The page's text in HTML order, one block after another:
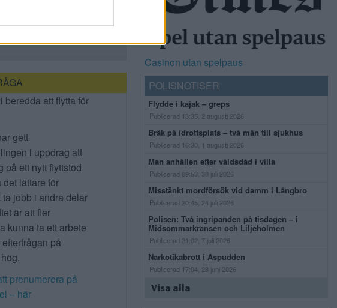
beredda att flytta för
gett
i uppdrag att
på ett nytt flyttstöd
det lättare för
ta jobb i andra delar
är att fler
kunna ta ett arbete
på
prenumerera på
– här
Casinon utan spelpaus
POLISNOTISER
Flydde i kajak – greps
Publicerad 13:35, 2 augusti 2026
Bråk på idrottsplats – två män till sjukhus
Publicerad 16:30, 1 augusti 2026
Man anhållen efter våldsdåd i villa
Publicerad 09:53, 30 juli 2026
Misstänkt mordförsök vid damm i Långbro
Publicerad 20:45, 24 juli 2026
Polisen: Två ingripanden på tisdagen – i
Midsommarkransen och Liljeholmen
Publicerad 21:02, 7 juli 2026
Narkotikabrott i Aspudden
Publicerad 17:04, 28 juni 2026
Visa alla